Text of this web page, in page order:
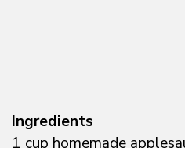
Ingredients
1 cup homemade